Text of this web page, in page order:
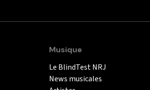
Musique
Le BlindTest NRJ
News musicales